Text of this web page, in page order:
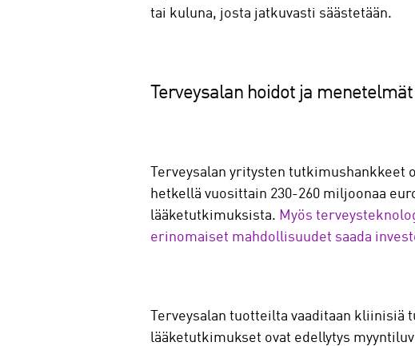
tai kuluna, josta jatkuvasti säästetään.
Terveysalan hoidot ja
Terveysalan yritysten
hetkellä vuosittain 230-260 miljoonaa
lääketutkimuksista. Myös
erinomaiset mahdollisuudet saada
Terveysalan tuotteilta vaaditaan
lääketutkimukset ovat edellytys